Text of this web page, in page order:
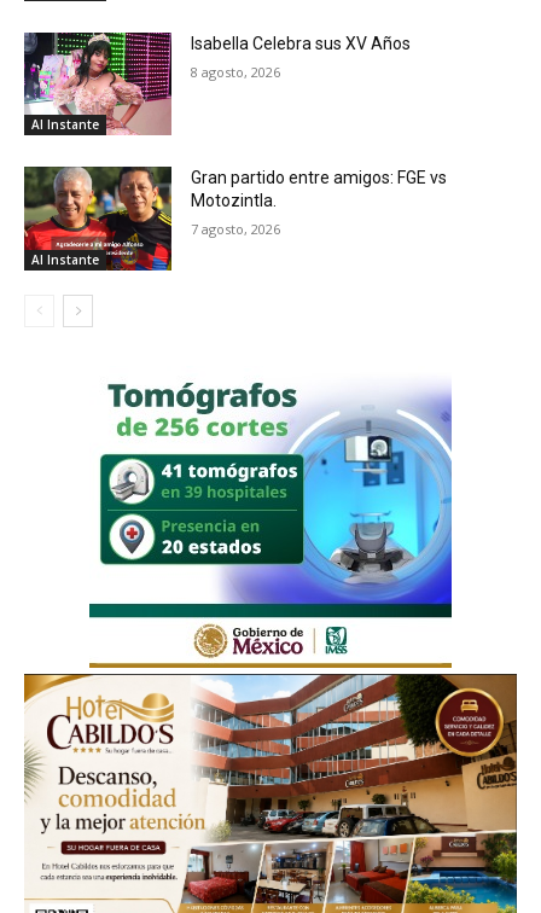
Al Instante
Isabella Celebra sus XV Años
8 agosto, 2026
Al Instante
Gran partido entre amigos: FGE vs
Motozintla.
7 agosto, 2026